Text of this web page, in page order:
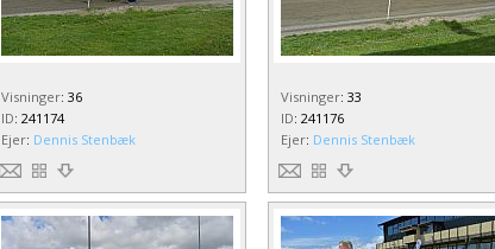
Visninger: 36
ID: 241174
Ejer: Dennis Stenbæk
Visninger: 33
ID: 241176
Ejer: Dennis Stenbæk